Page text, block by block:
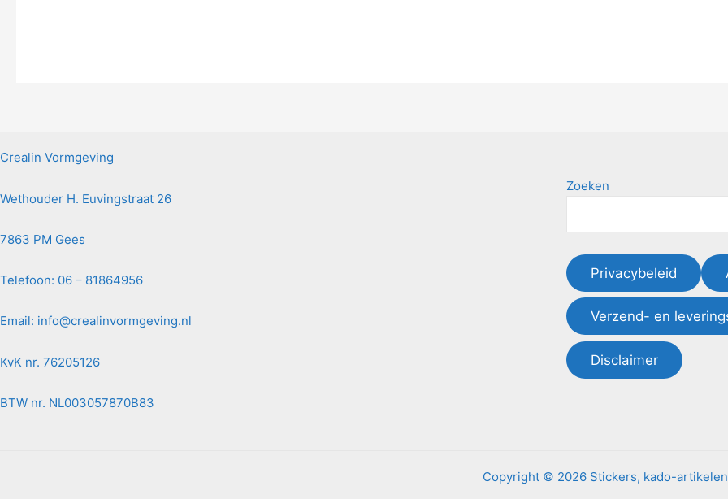
Crealin Vormgeving
Wethouder H. Euvingstraat 26
7863 PM Gees
Telefoon: 06 – 81864956
Email: info@crealinvormgeving.nl
KvK nr. 76205126
BTW nr. NL003057870B83
Zoeken
Privacybeleid
Verzend- en
Disclaimer
Copyright © 2026 Stickers, kado-